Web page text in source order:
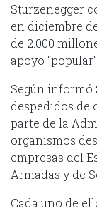
Sturzenegger
en diciembre
de 2.000
apoyo
Según informó
despedidos de
parte de la
organismos
empresas del
Armadas y de
Cada uno de